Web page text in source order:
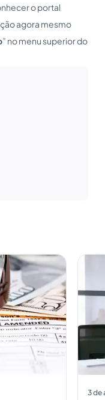
o portal
agora mesmo
” no menu superior do
3 de